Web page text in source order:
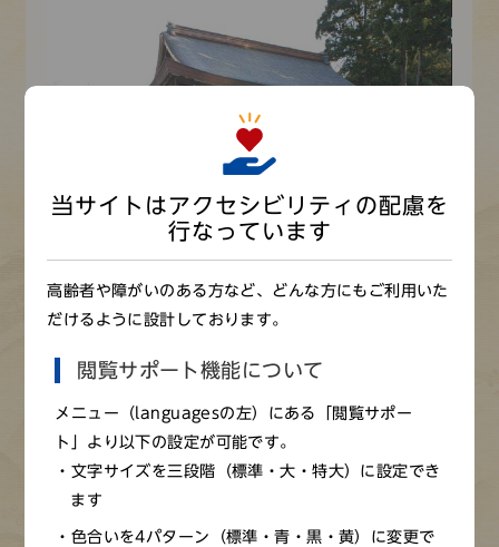
※画像をクリックすると拡大画像が見られます（新しいウ
ィンドウ）
出石神社は但馬一宮の神社で、「いっきゅうさん」の呼び
当サイトはアクセシビリティの配慮を
行なっています
高齢者や障がいのある方など、どんな方にもご利用いた
だけるように設計しております。
閲覧サポート機能について
メニュー（languagesの左）にある「閲覧サポー
ト」より以下の設定が可能です。
文字サイズを三段階（標準・大・特大）に設定でき
ます
色合いを4パターン（標準・青・黒・黄）に変更で